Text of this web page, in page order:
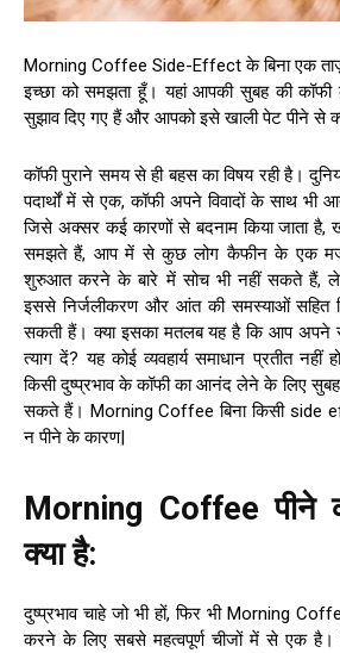
Morning Coffee Side-Effect के बिना एक
इच्छा को समझता हूँ। यहां आपकी सुबह की
सुझाव दिए गए हैं और आपको इसे खाली पेट पीने से
कॉफी पुराने समय से ही बहस का विषय रही है।
पदार्थों में से एक, कॉफी अपने विवादों के साथ भी
जिसे अक्सर कई कारणों से बदनाम किया जाता
समझते हैं, आप में से कुछ लोग कैफीन के एक
शुरुआत करने के बारे में सोच भी नहीं सकते हैं,
इससे निर्जलीकरण और आंत की समस्याओं सहित
सकती हैं। क्या इसका मतलब यह है कि आप अपने
त्याग दें? यह कोई व्यवहार्य समाधान प्रतीत नहीं
किसी दुष्प्रभाव के कॉफी का आनंद लेने के लिए
सकते हैं। Morning Coffee बिना किसी side
न पीने के कारण|
Morning Coffeeपीने
क्या है:
दुष्प्रभाव चाहे जो भी हों, फिर भी Morning
करने के लिए सबसे महत्वपूर्ण चीजों में से एक है।